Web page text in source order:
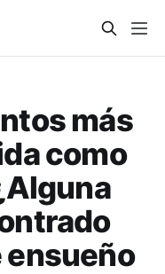
más
como
ensueño